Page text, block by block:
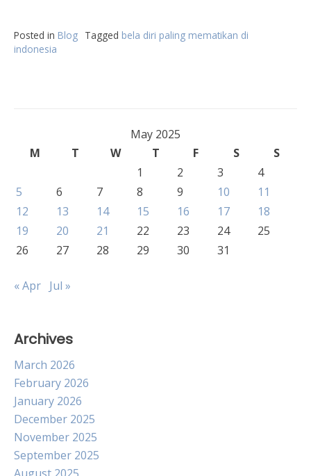
Posted in Blog Tagged bela diri paling mematikan di
indonesia
May 2025
M
T W T F S
S
1
2 3
4
5
6 7 8 9 10
11
12
13 14 15 16 17
18
19
20 21 22 23 24
25
26
27 28 29 30 31
« Apr Jul »
Archives
March 2026
February 2026
January 2026
December 2025
November 2025
September 2025